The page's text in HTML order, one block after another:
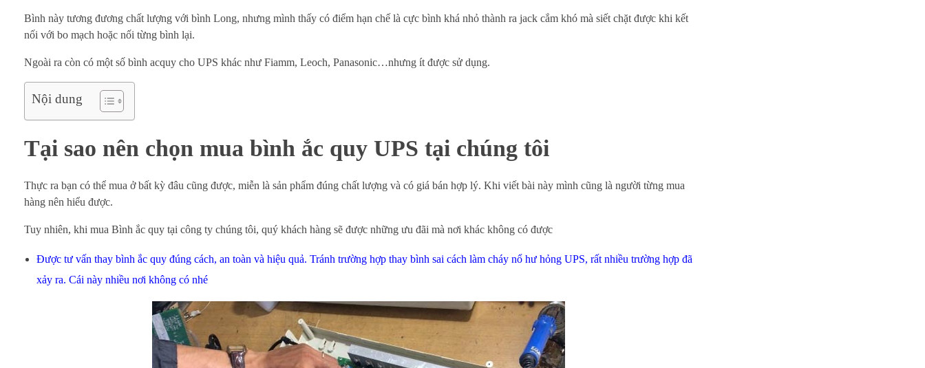
Bình này tương đương chất lượng với bình Long, nhưng mình thấy có điểm hạn chế là cực bình khá nhỏ thành ra jack cắm khó mà siết chặt được khi kết
nối với bo mạch hoặc nối từng bình lại.
Ngoài ra còn có một số bình acquy cho UPS khác như Fiamm, Leoch, Panasonic…nhưng ít được sử dụng.
Nội dung
Tại sao nên chọn mua bình ắc quy UPS tại chúng tôi
Thực ra bạn có thể mua ở bất kỳ đâu cũng được, miễn là sản phẩm đúng chất lượng và có giá bán hợp lý. Khi viết bài này mình cũng là người từng mua
hàng nên hiểu được.
Tuy nhiên, khi mua Bình ắc quy tại công ty chúng tôi, quý khách hàng sẽ được những ưu đãi mà nơi khác không có được
Được tư vấn thay bình ắc quy đúng cách, an toàn và hiệu quả. Tránh trường hợp thay bình sai cách làm cháy nổ hư hỏng UPS, rất nhiều trường hợp đã
xảy ra. Cái này nhiều nơi không có nhé